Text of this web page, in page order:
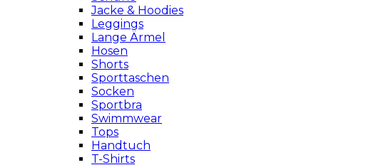
Jacke & Hoodies
Leggings
Lange Ärmel
Hosen
Shorts
Sporttaschen
Socken
Sportbra
Swimmwear
Tops
Handtuch
T-Shirts